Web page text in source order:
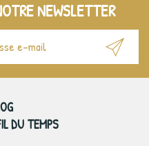
NEWSLETTER
DU TEMPS